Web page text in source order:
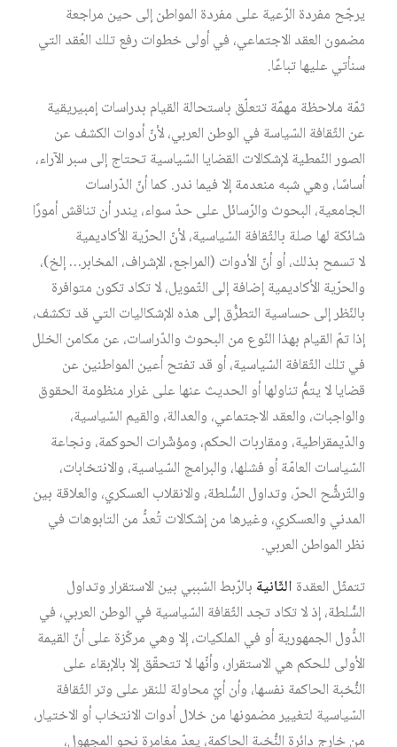
يرجّح مفردة الرّعية على مفردة المواطن إلى حين مراجعة
مضمون العقد الاجتماعي، في أولى خطوات رفع تلك العُقد التي
سنأتي عليها تباعًا.
ثمّة ملاحظة مهمّة تتعلّق باستحالة القيام بدراسات إمبيريقية
عن الثّقافة السّياسة في الوطن العربي، لأنّ أدوات الكشف عن
الصور النّمطية لإشكالات القضايا السّياسية تحتاج إلى سبر الآراء،
أساسًا، وهي شبه منعدمة إلا فيما ندر. كما أنّ الدّراسات
الجامعية، البحوث والرّسائل على حدّ سواء، يندر أن تناقش أمورًا
شائكة لها صلة بالثّقافة السّياسية، لأنّ الحرّية الأكاديمية
لا تسمح بذلك، أو أنّ الأدوات (المراجع، الإشراف، المخابر… إلخ)،
والحرّية الأكاديمية إضافة إلى التّمويل، لا تكاد تكون متوافرة
بالنّظر إلى حساسية التطرُّق إلى هذه الإشكاليات التي قد تكشف،
إذا تمّ القيام بهذا النّوع من البحوث والدّراسات، عن مكامن الخلل
في تلك الثّقافة السّياسية، أو قد تفتح أعين المواطنين عن
قضايا لا يتمُّ تناولها أو الحديث عنها على غرار منظومة الحقوق
والواجبات، والعقد الاجتماعي، والعدالة، والقيم السّياسية،
والدّيمقراطية، ومقاربات الحكم، ومؤشّرات الحوكمة، ونجاعة
السّياسات العامّة أو فشلها، والبرامج السّياسية، والانتخابات،
والتّرشُّح الحرّ، وتداول السُّلطة، والانقلاب العسكري، والعلاقة بين
المدني والعسكري، وغيرها من إشكالات تُعدُّ من التابوهات في
نظر المواطن العربي.
تتمثّل العقدة الثّانية بالرّبط السّببي بين الاستقرار وتداول
السُّلطة، إذ لا تكاد تجد الثّقافة السّياسية في الوطن العربي، في
الدُّول الجمهورية أو في الملكيات، إلا وهي مركّزة على أنّ القيمة
الأولى للحكم هي الاستقرار، وأنّها لا تتحقّق إلا بالإبقاء على
النُّخبة الحاكمة نفسها، وأن أيّ محاولة للنقر على وتر الثّقافة
السّياسية لتغيير مضمونها من خلال أدوات الانتخاب أو الاختيار،